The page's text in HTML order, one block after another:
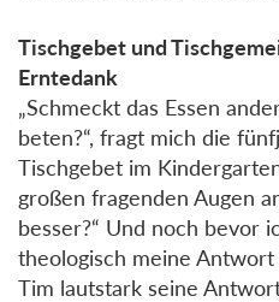
Tischgebet und
Erntedank
„Schmeckt das Essen
beten?“, fragt mich die
Tischgebet im
großen fragenden Augen
besser?“ Und noch bevor
theologisch meine
Tim lautstark seine